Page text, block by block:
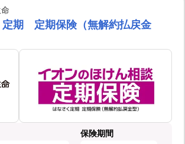
定期 定期保険（無解約払戻金
保険期間